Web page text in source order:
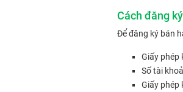
Cách đăng
Để đăng ký bán
Giấy phép
Số tài
Giấy phép